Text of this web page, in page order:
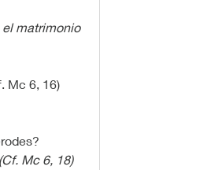
el matrimonio
Mc 6, 16)
Mc 6, 18)